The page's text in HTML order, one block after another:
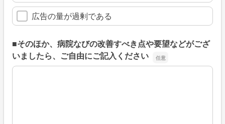
広告の量が過剰である
■そのほか、病院なびの改善すべき点や要望などがござ
いましたら、ご自由にご記入ください
■そのほか、病院なびの改善すべき点や要望などがござい